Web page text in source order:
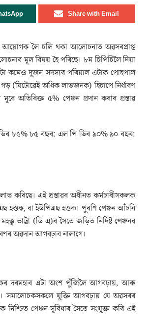
Share with Email
লৈ চলি থকা আলোচনাত অৱসৰপ্ৰাপ্ত
মূল বিষয় হৈ পৰিছে। ৮ম চিপিচিলৈ দিয়া
কমেও দুজন সদস্যৰ পৰিয়াল এটাক পোহপাল
(যিটোৱেই অধিক লাভজনক) হিচাপে নিৰ্ধাৰণ
অতিৰিক্ত ৫% পেঞ্চন প্ৰদান কৰাৰ প্ৰস্তাৱ
৮৫% ৮৫ বছৰ: এল পি ডিৰ ৯০% ৯০ বছৰ:
কৰিছে। এই প্ৰস্তাৱৰ অধীনত কৰ্মচাৰীসকলক
হওক, বা ইউপিএছ হওক। পুৰণি পেঞ্চন আঁচনি
ভাট্টা (ডি এ)ৰ সৈতে জড়িত নিৰ্দিষ্ট পেঞ্চনৰ
অৱদান আগবঢ়াব নালাগে।
দৰমহাৰ এটা অংশ পুঁজিলৈ আগবঢ়ায়, আৰু
সমালোচকসকলে যুক্তি আগবঢ়ায় যে অৱসৰৰ
পেঞ্চন সুবিধাৰ সৈতে সংযুক্ত কৰি এই